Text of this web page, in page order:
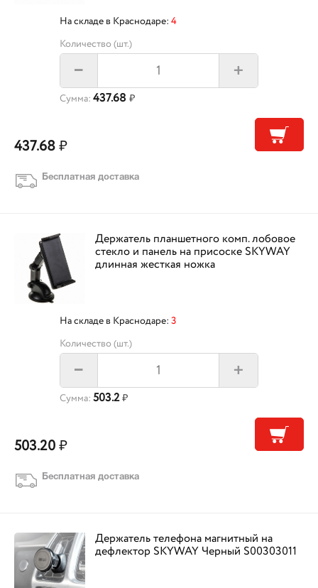
На складе в Краснодаре: 4
Количество (шт.)
– +
Сумма: 437.68 ₽
437.68₽
Бесплатная доставка
Держатель планшетного комп. лобовое
стекло и панель на присоске SKYWAY
длинная жесткая ножка
На складе в Краснодаре: 3
Количество (шт.)
– +
Сумма: 503.2₽
503.20₽
Бесплатная доставка
Держатель телефона магнитный на
дефлектор SKYWAY Черный S00303011